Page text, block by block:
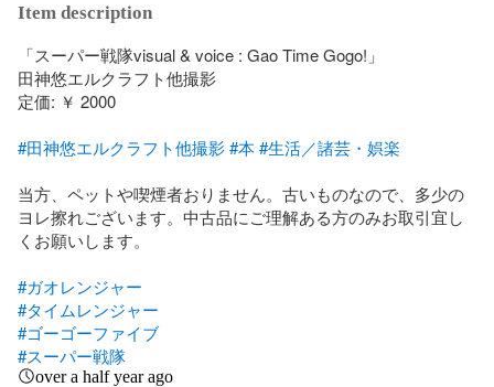
Item description
「スーパー戦隊visual & voice : Gao Time Gogo!」
田神悠エルクラフト他撮影
定価: ￥ 2000
#田神悠エルクラフト他撮影#本#生活／諸芸・娯楽
当方、ペットや喫煙者おりません。古いものなので、多少の
ヨレ擦れございます。中古品にご理解ある方のみお取引宜し
くお願いします。
#ガオレンジャー
#タイムレンジャー
#ゴーゴーファイブ
#スーパー戦隊
over a half year ago